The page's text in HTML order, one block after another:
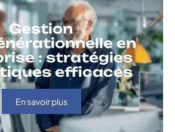
Gestion
en
: stratégies
efficaces
En savoir plus